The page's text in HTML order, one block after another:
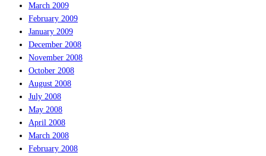
March 2009
February 2009
January 2009
December 2008
November 2008
October 2008
August 2008
July 2008
May 2008
April 2008
March 2008
February 2008